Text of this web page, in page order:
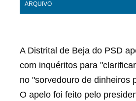
ARQUIVO
A Distrital de Beja do PSD
com inquéritos para
no "sorvedouro de dinheiros
O apelo foi feito pelo